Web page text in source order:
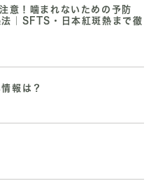
意！噛まれないための予防
｜SFTS・日本紅斑熱まで徹
報は？